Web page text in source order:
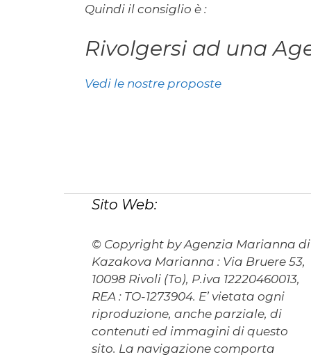
Quindi il consiglio è :
Rivolgersi ad una
Vedi le nostre proposte
Sito Web:
© Copyright by Agenzia Marianna di
Kazakova Marianna : Via Bruere 53,
10098 Rivoli (To), P.iva 12220460013,
REA : TO-1273904. E’ vietata ogni
riproduzione, anche parziale, di
contenuti ed immagini di questo
sito. La navigazione comporta